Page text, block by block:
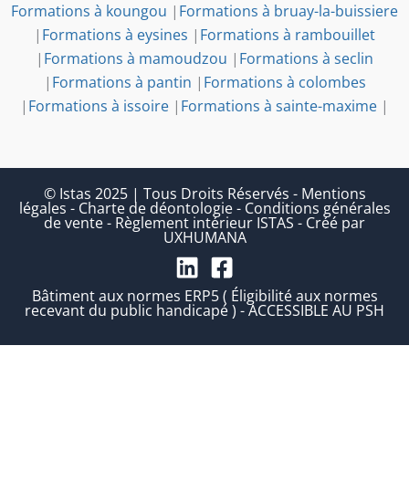
Formations à koungou | Formations à bruay-la-buissiere
| Formations à eysines | Formations à rambouillet
| Formations à mamoudzou | Formations à seclin
| Formations à pantin | Formations à colombes
| Formations à issoire | Formations à sainte-maxime |
© Istas 2025 | Tous Droits Réservés - Mentions
légales - Charte de déontologie- Conditions générales
de vente- Règlement intérieur ISTAS - Créé par
UXHUMANA
Bâtiment aux normes ERP5 ( Éligibilité aux normes
recevant du public handicapé ) - ACCESSIBLE AU PSH